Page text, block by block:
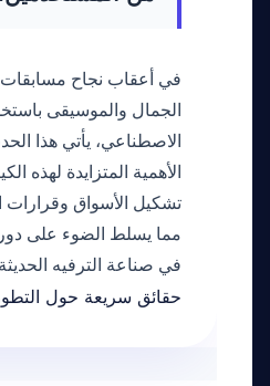
في أعقاب نجاح
الجمال والموسيقى
الاصطناعي، يأتي هذا
الأهمية المتزايدة لهذه
تشكيل الأسواق وقرارات
مما يسلط الضوء على
في صناعة الترفيه
حقائق سريعة حول